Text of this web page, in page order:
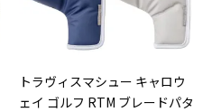
トラヴィスマシュー キャロウ
ェイ ゴルフ RTM ブレードパタ